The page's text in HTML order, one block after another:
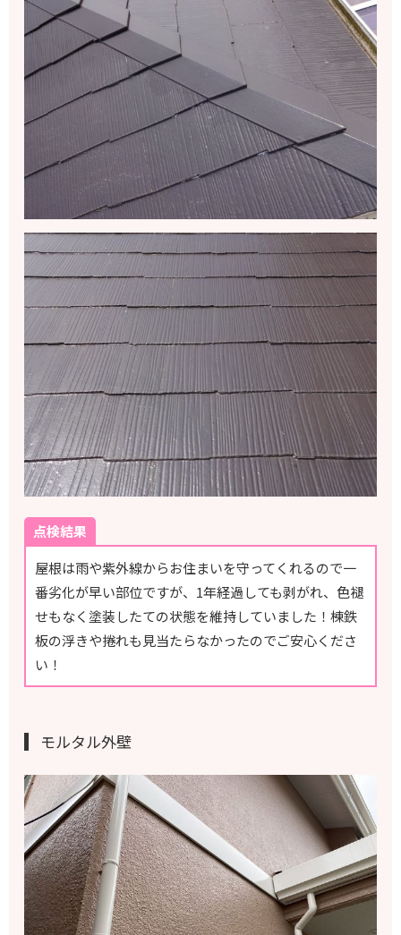
点検結果
屋根は雨や紫外線からお住まいを守ってくれるので一
番劣化が早い部位ですが、1年経過しても剥がれ、色褪
せもなく塗装したての状態を維持していました！棟鉄
板の浮きや捲れも見当たらなかったのでご安心くださ
い！
モルタル外壁